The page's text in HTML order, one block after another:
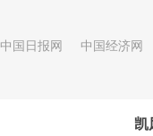
中国日报网 中国经济网
凯